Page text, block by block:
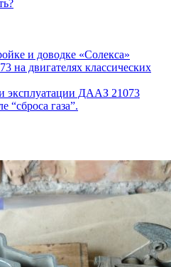
и доводке «Солекса»
на двигателях классических
эксплуатации ДААЗ 21073
“сброса газа”.